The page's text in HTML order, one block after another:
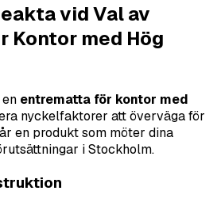
vid Val av
Kontor med Hög
entrematta för kontor med
nyckelfaktorer att överväga för
en produkt som möter dina
i Stockholm.